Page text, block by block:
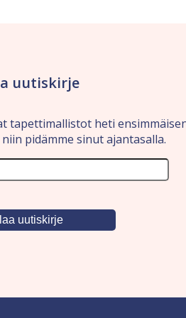
uutiskirje
tapettimallistot heti
pidämme sinut ajantasalla.